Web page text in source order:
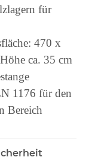
für
470 x
ca. 35 cm
1176 für den
Bereich